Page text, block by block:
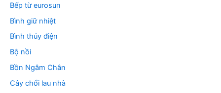
Bếp từ eurosun
Bình giữ nhiệt
Bình thủy điện
Bộ nồi
Bồn Ngâm Chân
Cây chổi lau nhà